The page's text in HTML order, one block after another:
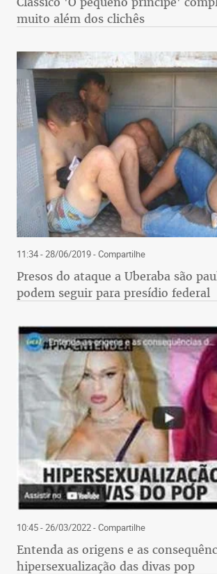
muito além dos clichês
11:34 - 28/06/2019- Compartilhe
Presos do ataque a Uberaba são
podem seguir para presídio federal
10:45 - 26/03/2022- Compartilhe
Entenda as origens e as
hipersexualização das divas pop